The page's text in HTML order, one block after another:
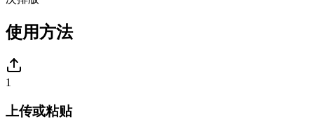
使用方法
1
上传或粘贴